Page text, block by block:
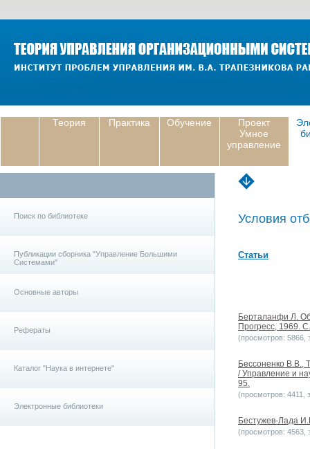
Теория Практика Обучение
Проект
Умное
управление
Поиск по библиотеке
Публикации сборника "Управление Большими
Системами"
Основные авторы
Рефераты
Каталог "Наука в интернете"
Электронные библиотеки
Условия
Статьи
Берталанфи Л.
Прогресс, 1969.
(просмотров: 5866,
Бессоненко В.В.,
/ Управление и
95.
(просмотров: 4411,
Бестужев-Лада
(просмотров: 4563,